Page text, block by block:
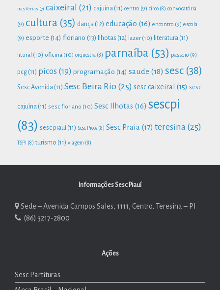
nas férias (7) caixeiral (21) cajuína (11) centro (9) circo (8) convocatória
(9) cultura (35) dança (12) educação (16) encontro (9) escola
(9) esporte (14) floriano (13) Ilhotas (12) lazer (10) literatura (11)
litoral (10) oficina (10) orquestra (8) parnaíba (53) passeio (9)
pcg (11) picos (19) programação (14) saude (18) sesc (38)
Sesc Avenida (11) Sesc Beira Rio (25) sesc caixeiral (15) sesc
cajuína (11) sesc floriano (10) Sesc Ilhotas (16) sescpi
(83) sesc piauí (11) Sesc Picos (8) Sesc Praia (17) teresina (25)
TSPI (8) turismo (11) viagem (8)
Informações Sesc Piauí
Sede – Avenida Campos Sales, 1111, Centro, Teresina – PI
(86) 3217-2800
Ações
Sesc Partituras